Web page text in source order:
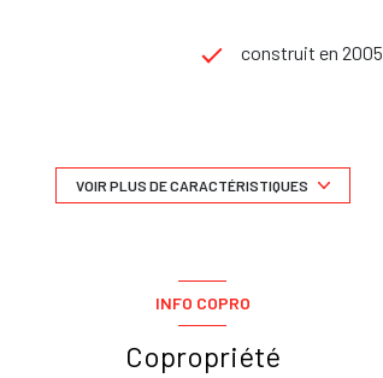
construit en 2005
vue Jardin
VOIR PLUS DE CARACTÉRISTIQUES
INFO COPRO
Copropriété